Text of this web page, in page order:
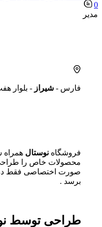
0
مدیر
فارس - شیراز - بلوار
فروشگاه نوستال همراه
محصولات خاص را طراحی
صورت اختصاصی فقط
برسد .
طراحی توسط